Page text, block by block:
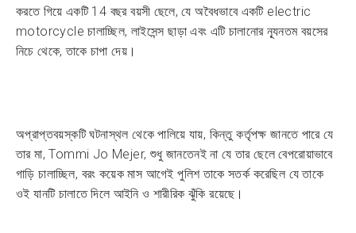
করতে গিয়ে একটি 14 বছর বয়সী ছেলে, যে অবৈধভাবে একটি electric
motorcycle চালাচ্ছিল, লাইসেন্স ছাড়া এবং এটি চালানোর ন্যূনতম বয়সের
নিচে থেকে, তাকে চাপা দেয়।
অপ্রাপ্তবয়স্কটি ঘটনাস্থল থেকে পালিয়ে যায়, কিন্তু কর্তৃপক্ষ জানতে পারে যে
তার মা, Tommi Jo Mejer, শুধু জানতেনই না যে তার ছেলে বেপরোয়াভাবে
গাড়ি চালাচ্ছিল, বরং কয়েক মাস আগেই পুলিশ তাকে সতর্ক করেছিল যে তাকে
ওই যানটি চালাতে দিলে আইনি ও শারীরিক ঝুঁকি রয়েছে।